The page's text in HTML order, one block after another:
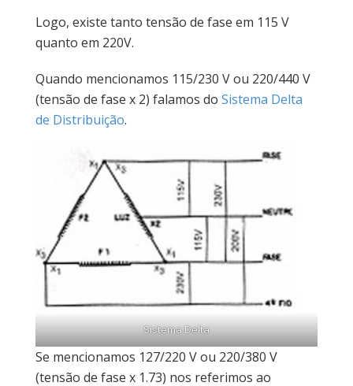
Logo, existe tanto tensão de fase em 115 V
quanto em 220V.
Quando mencionamos 115/230 V ou 220/440 V
(tensão de fase x 2) falamos do Sistema Delta
de Distribuição.
Sistema Delta
Se mencionamos 127/220 V ou 220/380 V
(tensão de fase x 1.73) nos referimos ao